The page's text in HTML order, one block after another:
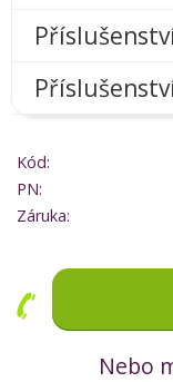
Kód:
PN:
Záruka:
Nebo